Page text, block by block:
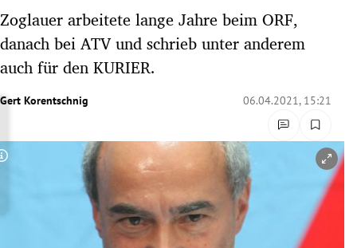
Untermenü
Untermenü
Untermenü
Untermenü
Zoglauer arbeitete lange Jahre beim ORF,
danach bei ATV und schrieb unter anderem
auch für den KURIER.
Gert Korentschnig 06.04.2021, 15:21
Copyright-Hinweis öffnen/schließen